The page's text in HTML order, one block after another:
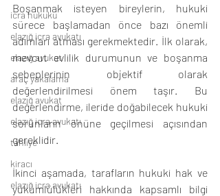
icra hukuku
elazığ icra avukatı
elazığ avukat
araç yakalama
elazığ avukat
elazığ icra avukatı
tahliye
kiracı
elazığ icra avukatı
Boşanmak isteyen bireylerin, hukuki
sürece başlamadan önce bazı önemli
adımları atması gerekmektedir. İlk olarak,
mevcut evlilik durumunun ve boşanma
sebeplerinin objektif olarak
değerlendirilmesi önem taşır. Bu
değerlendirme, ileride doğabilecek hukuki
sorunların önüne geçilmesi açısından
gereklidir.
İkinci aşamada, tarafların hukuki hak ve
yükümlülükleri hakkında kapsamlı bilgi